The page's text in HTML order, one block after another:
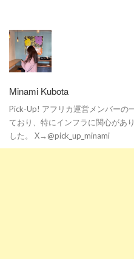
Minami Kubota
Pick-Up! アフリカ運営メンバーの
ており、特にインフラに関心があ
した。 X→@pick_up_minami